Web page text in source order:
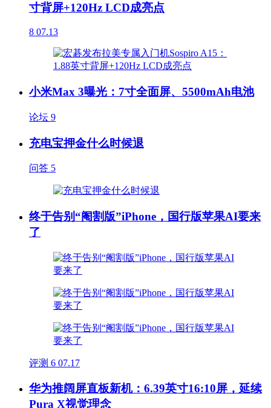
寸背屏+120Hz LCD成亮点
8 07.13
小米Max 3曝光：7寸全面屏、5500mAh电池
论坛 9
充电宝押金什么时候退
问答 5
终于告别“阉割版”iPhone，国行版苹果AI要来
了
评测 6 07.17
华为推阔屏直板新机：6.39英寸16:10屏，延续
Pura X视觉理念